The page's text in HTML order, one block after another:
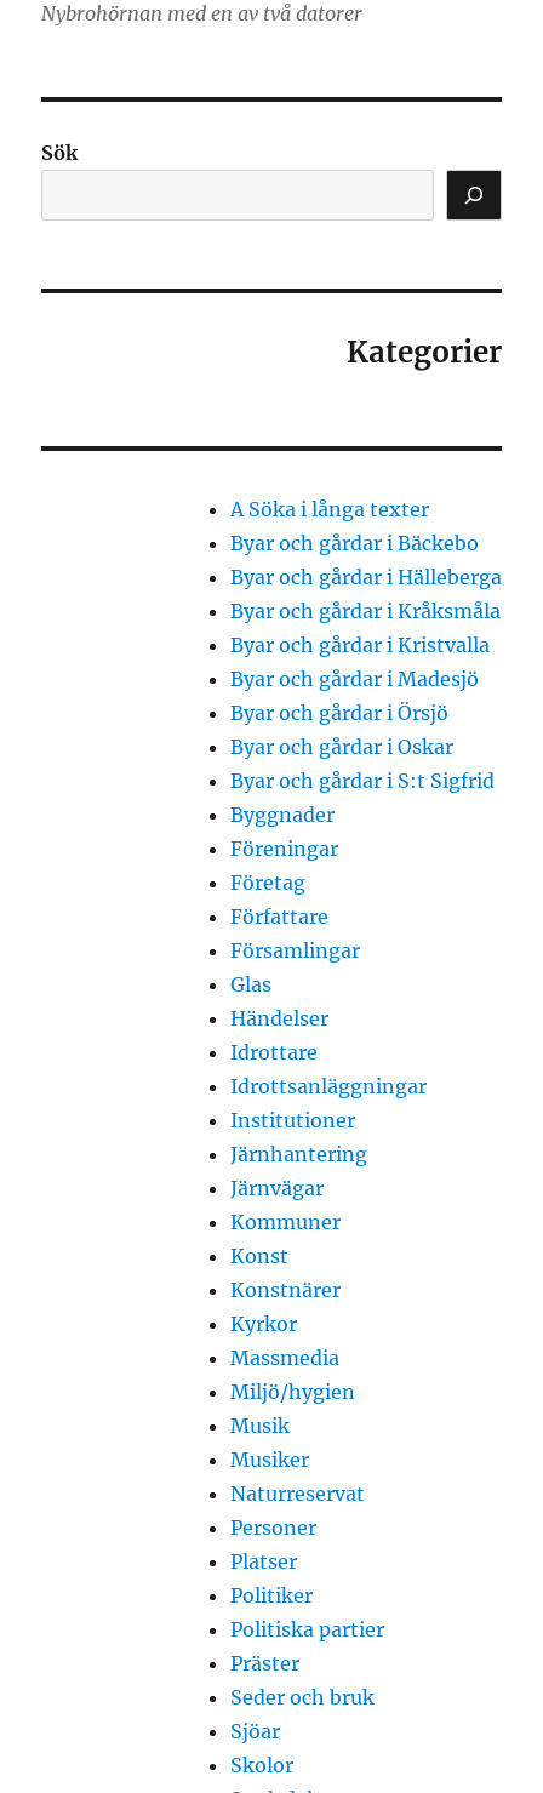
Nybrohörnan med en av två datorer
Sök
Kategorier
A Söka i långa texter
Byar och gårdar i Bäckebo
Byar och gårdar i Hälleberga
Byar och gårdar i Kråksmåla
Byar och gårdar i Kristvalla
Byar och gårdar i Madesjö
Byar och gårdar i Örsjö
Byar och gårdar i Oskar
Byar och gårdar i S:t Sigfrid
Byggnader
Föreningar
Företag
Författare
Församlingar
Glas
Händelser
Idrottare
Idrottsanläggningar
Institutioner
Järnhantering
Järnvägar
Kommuner
Konst
Konstnärer
Kyrkor
Massmedia
Miljö/hygien
Musik
Musiker
Naturreservat
Personer
Platser
Politiker
Politiska partier
Präster
Seder och bruk
Sjöar
Skolor